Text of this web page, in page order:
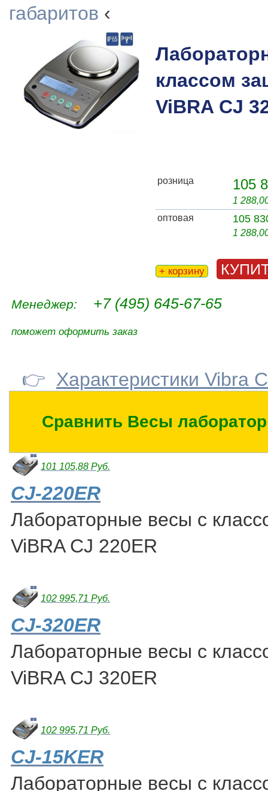
габаритов ‹
классом
ViBRA CJ
розница 105
1
оптовая
105
1
+ корзину
Менеджер: +7 (495) 645-67-65
поможет оформить заказ
👉 Характеристики Vibra
Сравнить Весы
101 105,88 Руб.
CJ-220ER
Лабораторные весы с
ViBRA CJ 220ER
102 995,71 Руб.
CJ-320ER
Лабораторные весы с
ViBRA CJ 320ER
102 995,71 Руб.
CJ-15KER
Лабораторные весы с